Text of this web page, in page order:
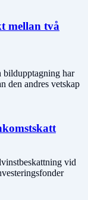
mellan två
bildupptagning har
den andres vetskap
vid